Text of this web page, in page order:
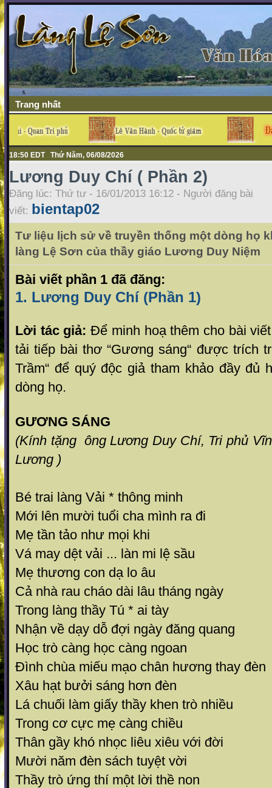
Trang nhất
18:50 EDT Thứ Năm, 06/08/2026
Lương Duy Chí ( Phần 2)
Đăng lúc: Thứ tư - 16/01/2013 16:12 - Người đăng bài
viết: bientap02
Tư liệu lịch sử về truyền thống một dòng họ
làng Lệ Sơn của thầy giáo Lương Duy Niệm
Bài viết phần 1 đã đăng:
1. Lương Duy Chí (Phần 1)
Lời tác giả: Để minh hoạ thêm cho bài
tải tiếp bài thơ “Gương sáng“ được trích
Trầm“ để quý độc giả tham khảo đầy
dòng họ.
GƯƠNG SÁNG
(Kính tặng ông Lương Duy Chí, Tri phủ
Lương )
Bé trai làng Vải * thông minh
Mới lên mười tuổi cha mình ra đi
Mẹ tần tảo như mọi khi
Vá may dệt vải ... làn mi lệ sầu
Mẹ thương con dạ lo âu
Cả nhà rau cháo dài lâu tháng ngày
Trong làng thầy Tú * ai tày
Nhận về dạy dỗ đợi ngày đăng quang
Học trò càng học càng ngoan
Đình chùa miếu mạo chân hương thay đèn
Xâu hạt bưởi sáng hơn đèn
Lá chuối làm giấy thầy khen trò nhiều
Trong cơ cực mẹ càng chiều
Thân gầy khó nhọc liêu xiêu với đời
Mười năm đèn sách tuyệt vời
Thầy trò ứng thí một lời thề non